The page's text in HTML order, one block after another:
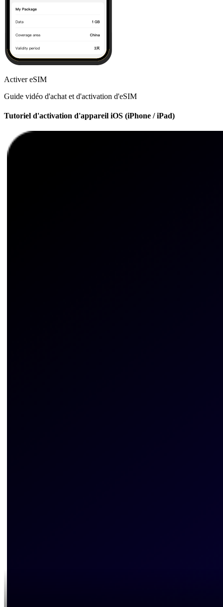
Activer eSIM
Guide vidéo d'achat et d'activation d'eSIM
Tutoriel d'activation d'appareil iOS (iPhone / iPad)